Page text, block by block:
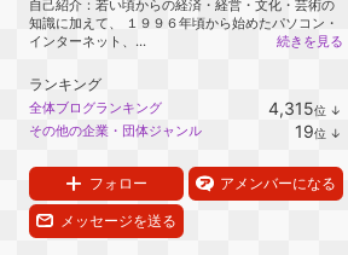
自己紹介：若い頃からの経済・経営・文化・芸術の
知識に加えて、 １９９６年頃から始めたパソコン・
インターネット、...
続きを見る
ランキング
全体ブログランキング 4,315位 ↓
ン
その他の企業・団体ジャンル 19位 ↓
ン
フォロー アメンバーになる
メッセージを送る